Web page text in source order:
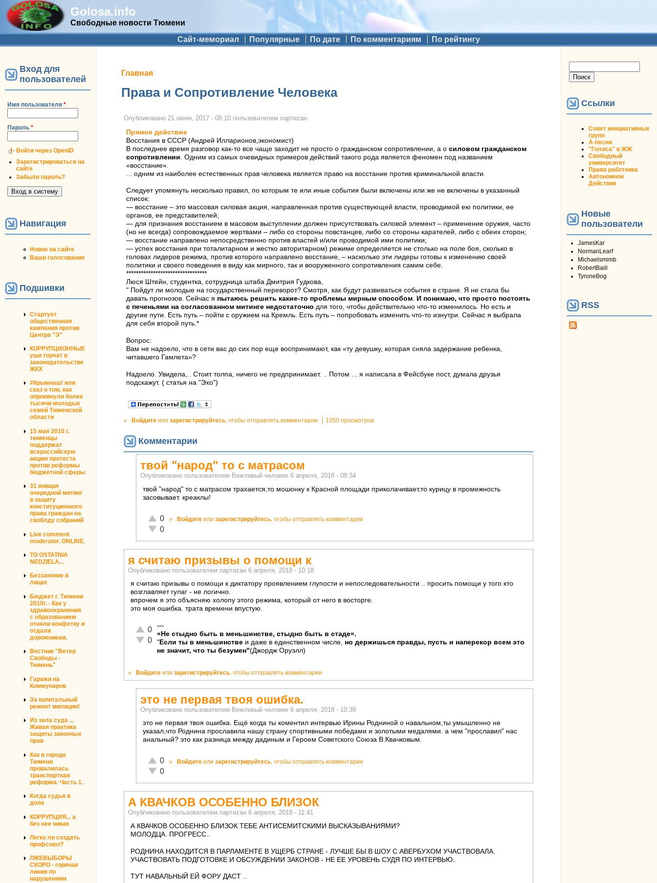
Golosa.info
Свободные новости Тюмени
Дополнительное меню Сайт-мемориал Популярные По дате По комментариям По рейтингу
Вход для
пользователей
Имя пользователя *
Пароль *
Войти через OpenID
Зарегистрироваться на
сайте
Забыли пароль?
Навигация
Новое на сайте
Ваши голосования
Подшивки
Стартует
общественная
кампания против
Центра "Э"
КОРРУПЦИОННЫЕ
уши торчат в
законодательстве
ЖКХ
#Крымнаш! или
сказ о том, как
опрокинули более
тысячи молодых
семей Тюменской
области
15 мая 2010 г.
тюменцы
поддержат
всероссийскую
акцию протеста
против реформы
бюджетной сферы
31 января
очередной митинг
в защиту
конституционного
права граждан на
своблду собраний
Live comment
moderator. ONLINE.
TO OSTATNIA
NEDZIELA...
Беззаконие в
лицах
Бюджет г. Тюмени
2010г. - Как у
здравоохранения
с образованием
отняли конфетку и
отдали
дорожникам.
Вестник "Ветер
Свободы -
Тюмень"
Гаражи на
Коммунаров
За капитальный
ремонт милиции!
Из зала суда ...
Живая практика
защиты законных
прав
Как в городе
Тюмени
провалилась
транспортная
реформа. Часть 1.
Когда судья в
доле
КОРРУПЦИЯ... а
без нее никак
Легко ли создать
профсоюз?
ЛЖЕВЫБОРЫ
СКОРО - горячая
линия по
нарушениям
Вы здесь
Главная
Права и Сопротивление Человека
Опубликовано 21 июня, 2017 - 08:10 пользователем партиzан
Прямое действие
Восстания в СССР (Андрей Илларионов,экономист)
В последнее время разговор как-то все чаще заходит не просто о гражданском сопротивлении, а о силовом гражданском
сопротивлении . Одним из самых очевидных примеров действий такого рода является феномен под названием
«восстание».
... одним из наиболее естественных прав человека является право на восстание против криминальной власти.
Следует упомянуть несколько правил, по которым те или иные события были включены или же не включены в указанный
список:
— восстание – это массовая силовая акция, направленная против существующей власти, проводимой ею политики, ее
органов, ее представителей;
— для признания восстанием в масовом выступлении должен присутствовать силовой элемент – применение оружия, часто
(но не всегда) сопровождаемое жертвами – либо со стороны повстанцев, либо со стороны карателей, либо с обеих сторон;
— восстание направлено непосредственно против властей и/или проводимой ими политики;
— успех восстания при тоталитарном и жестко авторитарном) режиме определяется не столько на поле боя, сколько в
головах лидеров режима, против которого направлено восстание, – насколько эти лидеры готовы к изменению своей
политики и своего поведения в виду как мирного, так и вооруженного сопротивления самим себе.
*********************************
Люся Штейн, студентка, сотрудница штаба Дмитрия Гудкова,
" Пойдут ли молодые на государственный переворот? Смотря, как будут развиваться события в стране. Я не стала бы
давать прогнозов. Сейчас я пытаюсь решить какие-то проблемы мирным способом. И понимаю, что просто постоять
с печеньями на согласованном митинге недостаточно для того, чтобы действительно что-то изменилось. Но есть и
другие пути. Есть путь – пойти с оружием на Кремль. Есть путь – попробовать изменить что-то изнутри. Сейчас я выбрала
для себя второй путь.*
Вопрос:
Вам не надоело, что в сети вас до сих пор еще воспринимают, как «ту девушку, которая сняла задержание ребенка,
читавшего Гамлета»?
Надоело. Увидела,.. Стоит толпа, ничего не предпринимает. .. Потом ... я написала в Фейсбуке пост, думала друзья
подскажут. ( статья на "Эхо")
» Войдите или зарегистрируйтесь , чтобы отправлять комментарии 1050 просмотров
Комментарии
твой "народ" то с матрасом
Опубликовано пользователем Вежливый человек 6 апреля, 2018 - 08:34
твой "народ" то с матрасом трахается,то мошонку к Красной площади приколачивает,то курицу в промежность
засовывает. креаклы!
Отлично!
0
Неадекватно!
0
» Войдите или зарегистрируйтесь, чтобы отправлять комментарии
я считаю призывы о помощи к
Опубликовано пользователем партиzан 6 апреля, 2018 - 10:18
я считаю призывы о помощи к диктатору проявлением глупости и непоследовательности .. просить помощи у того кто
возглавляет гулаг - не логично.
впрочем я это объясняю холопу этого режима, который от него в восторге.
это моя ошибка. трата времени впустую.
Отлично!
0
Неадекватно!
0
—
«Не стыдно быть в меньшинстве, стыдно быть в стаде».
" Если ты в меньшинстве и даже в единственном числе, но держишься правды, пусть и наперекор всем это
не значит, что ты безумен"(Джордж Оруэлл)
» Войдите или зарегистрируйтесь , чтобы отправлять комментарии
это не первая твоя ошибка.
Опубликовано пользователем Вежливый человек 6 апреля, 2018 - 10:39
это не первая твоя ошибка. Ещё когда ты коментил интервью Ирины Родниной о навальном,ты умышленно не
указал,что Роднина прославила нашу страну спортивными победами и золотыми медалями. а чем "прославил" нас
анальный? это как разница между дадиным и Героем Советского Союза В.Квачковым.
Отлично!
0
Неадекватно!
0
» Войдите или зарегистрируйтесь, чтобы отправлять комментарии
А КВАЧКОВ ОСОБЕННО БЛИЗОК
Опубликовано пользователем партиzан 6 апреля, 2018 - 11:41
А КВАЧКОВ ОСОБЕННО БЛИЗОК ТЕБЕ АНТИСЕМИТСКИМИ ВЫСКАЗЫВАНИЯМИ?
МОЛОДЦА. ПРОГРЕСС..
РОДНИНА НАХОДИТСЯ В ПАРЛАМЕНТЕ В УЩЕРБ СТРАНЕ - ЛУЧШЕ БЫ В ШОУ С АВЕРБУХОМ УЧАСТВОВАЛА.
УЧАСТВОВАТЬ ПОДГОТОВКЕ И ОБСУЖДЕНИИ ЗАКОНОВ - НЕ ЕЕ УРОВЕНЬ СУДЯ ПО ИНТЕРВЬЮ..
ТУТ НАВАЛЬНЫЙ ЕЙ ФОРУ ДАСТ ..
Ссылки
Совет инициативных
групп
А-песни
"Голоса" в ЖЖ
Свободный
университет
Права работника
Автономное
Действие
Новые
пользователи
JamesKar
NormanLearf
Michaelsmimb
RobertBaill
TyroneBog
RSS